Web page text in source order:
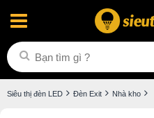
Siêu thị đèn LED Đèn Exit Nhà kho